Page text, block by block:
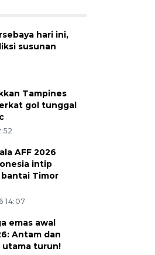
hari ini,
susunan
Tampines
gol tunggal
AFF 2026
intip
Timor
14:07
emas awal
Antam dan
utama turun!